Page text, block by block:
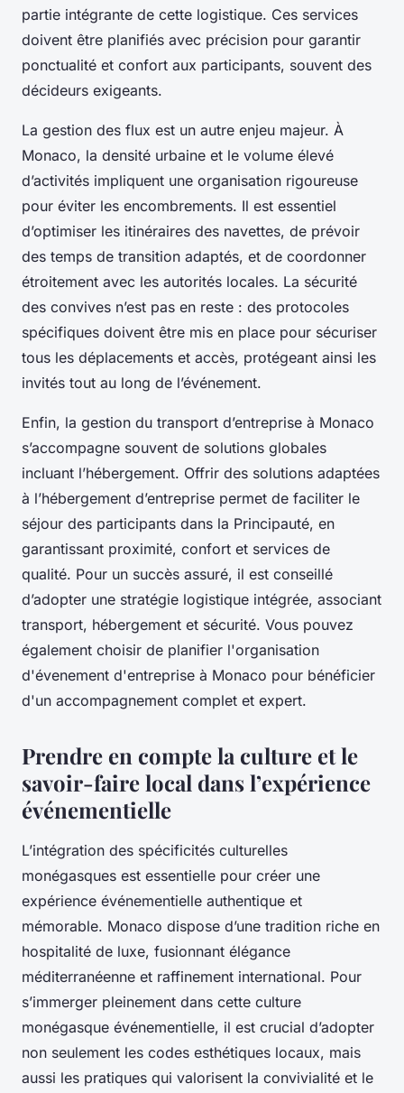
partie intégrante de cette logistique. Ces services
doivent être planifiés avec précision pour garantir
ponctualité et confort aux participants, souvent des
décideurs exigeants.
La gestion des flux est un autre enjeu majeur. À
Monaco, la densité urbaine et le volume élevé
d’activités impliquent une organisation rigoureuse
pour éviter les encombrements. Il est essentiel
d’optimiser les itinéraires des navettes, de prévoir
des temps de transition adaptés, et de coordonner
étroitement avec les autorités locales. La sécurité
des convives n’est pas en reste : des protocoles
spécifiques doivent être mis en place pour sécuriser
tous les déplacements et accès, protégeant ainsi les
invités tout au long de l’événement.
Enfin, la gestion du transport d’entreprise à Monaco
s’accompagne souvent de solutions globales
incluant l’hébergement. Offrir des solutions adaptées
à l’hébergement d’entreprise permet de faciliter le
séjour des participants dans la Principauté, en
garantissant proximité, confort et services de
qualité. Pour un succès assuré, il est conseillé
d’adopter une stratégie logistique intégrée, associant
transport, hébergement et sécurité. Vous pouvez
également choisir de planifier l'organisation
d'évenement d'entreprise à Monaco pour bénéficier
d'un accompagnement complet et expert.
Prendre en compte la culture et le
savoir-faire local dans l’expérience
événementielle
L’intégration des spécificités culturelles
monégasques est essentielle pour créer une
expérience événementielle authentique et
mémorable. Monaco dispose d’une tradition riche en
hospitalité de luxe, fusionnant élégance
méditerranéenne et raffinement international. Pour
s’immerger pleinement dans cette culture
monégasque événementielle, il est crucial d’adopter
non seulement les codes esthétiques locaux, mais
aussi les pratiques qui valorisent la convivialité et le